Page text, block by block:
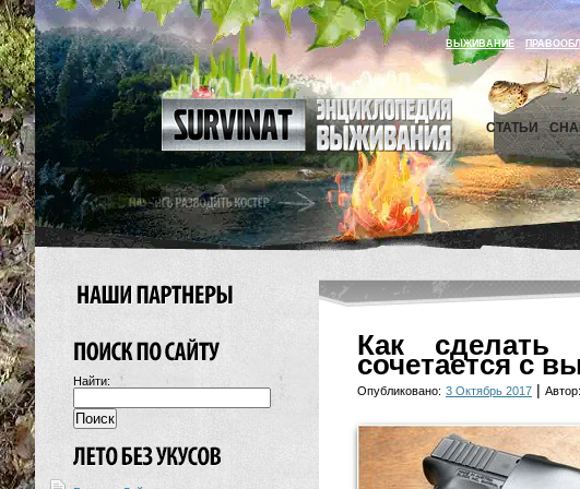
ВЫЖИВАНИЕ
СТАТЬИ
Найти:
Как сделать
сочетается с
Опубликовано: 3 Октябрь 2017 | Автор: